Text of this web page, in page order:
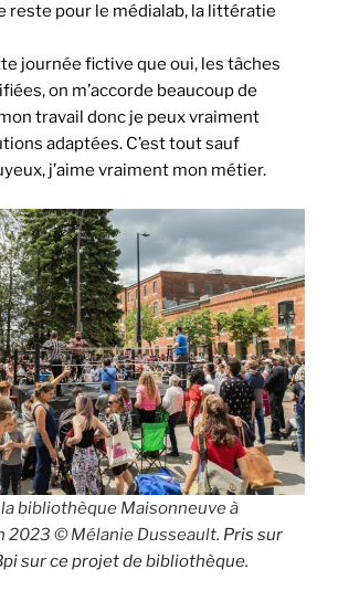
reste pour le médialab, la littératie
journée fictive que oui, les tâches
on m’accorde beaucoup de
travail donc je peux vraiment
adaptées. C’est tout sauf
j’aime vraiment mon métier.
bibliothèque Maisonneuve à
2023 © Mélanie Dusseault. Pris sur
sur ce projet de bibliothèque.